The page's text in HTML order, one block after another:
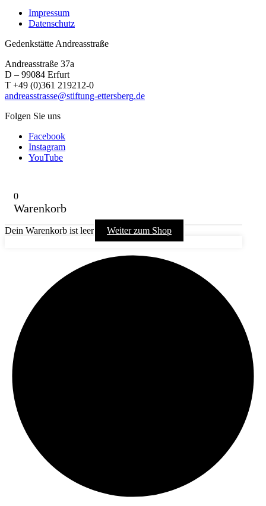
Impressum
Datenschutz
Gedenkstätte Andreasstraße
Andreasstraße 37a
D – 99084 Erfurt
T +49 (0)361 219212-0
andreasstrasse@stiftung-ettersberg.de
Folgen Sie uns
Facebook
Instagram
YouTube
0
Warenkorb
Dein Warenkorb ist leer Weiter zum Shop